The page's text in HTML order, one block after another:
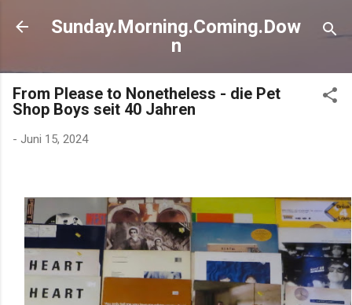
Direkt zum Hauptbereich
Sunday.Morning.Coming.Dow
n
From Please to Nonetheless - die Pet
Shop Boys seit 40 Jahren
- Juni 15, 2024